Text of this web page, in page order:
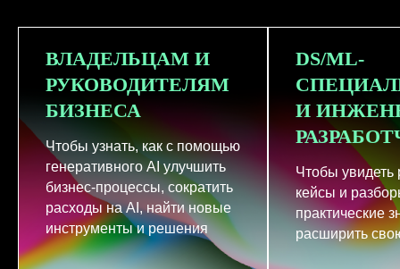
ВЛАДЕЛЬЦАМ И
РУКОВОДИТЕЛЯМ
БИЗНЕСА
Чтобы узнать, как с помощью
генеративного AI улучшить
бизнес-процессы, сократить
расходы на AI, найти новые
инструменты и решения
DS/ML-
И
Чтобы увидеть
кейсы и
практические
расширить